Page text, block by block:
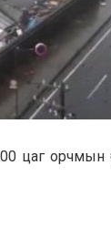
цаг орчмын